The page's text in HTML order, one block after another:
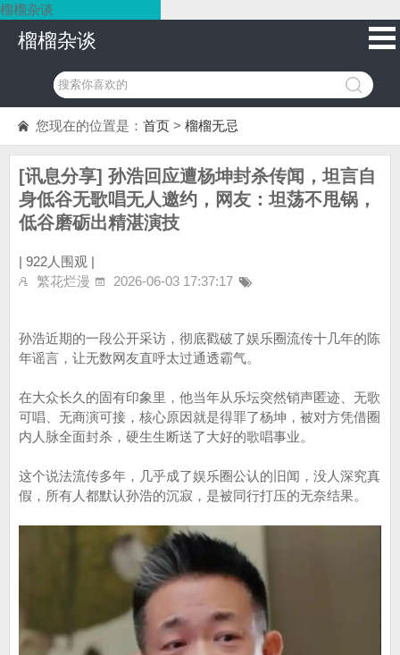
榴榴杂谈
榴榴杂谈
您现在的位置是： 首页 > 榴榴无忌
[讯息分享] 孙浩回应遭杨坤封杀传闻，坦言自
身低谷无歌唱无人邀约，网友：坦荡不甩锅，
低谷磨砺出精湛演技
| 922人围观 |
繁花烂漫
2026-06-03 17:37:17
孙浩近期的一段公开采访，彻底戳破了娱乐圈流传十几年的陈
年谣言，让无数网友直呼太过通透霸气。
在大众长久的固有印象里，他当年从乐坛突然销声匿迹、无歌
可唱、无商演可接，核心原因就是得罪了杨坤，被对方凭借圈
内人脉全面封杀，硬生生断送了大好的歌唱事业。
这个说法流传多年，几乎成了娱乐圈公认的旧闻，没人深究真
假，所有人都默认孙浩的沉寂，是被同行打压的无奈结果。